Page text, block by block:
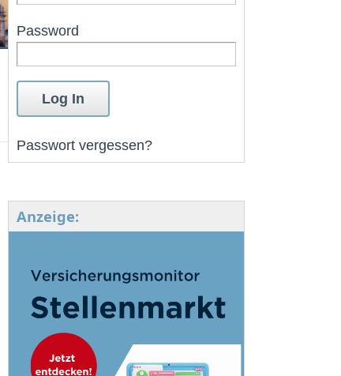
Password
Passwort vergessen?
Anzeige: